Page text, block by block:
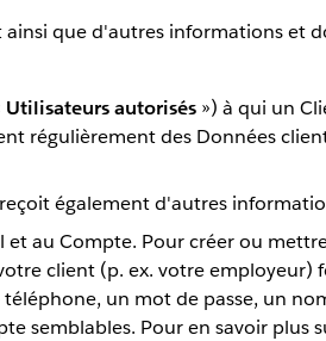
que d'autres informations et
Utilisateurs autorisés») à qui un
régulièrement des Données
également d'autres
et au Compte. Pour créer ou
client (p. ex. votre employeur)
un mot de passe, un
semblables. Pour en savoir plus